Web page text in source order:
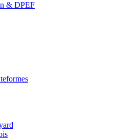
& DPEF